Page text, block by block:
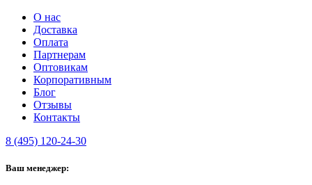
О нас
Доставка
Оплата
Партнерам
Оптовикам
Корпоративным
Блог
Отзывы
Контакты
8 (495) 120-24-30
Ваш менеджер: